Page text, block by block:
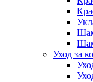
Уход за